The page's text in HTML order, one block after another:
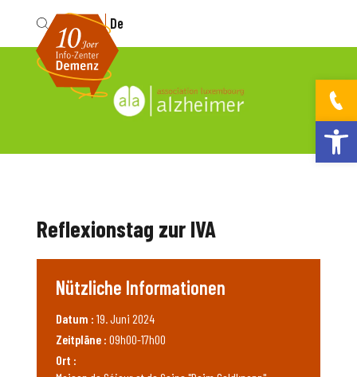
Fr De
Reflexionstag zur IVA
Nützliche Informationen
Datum : 19. Juni 2024
Zeitpläne : 09h00-17h00
Ort :